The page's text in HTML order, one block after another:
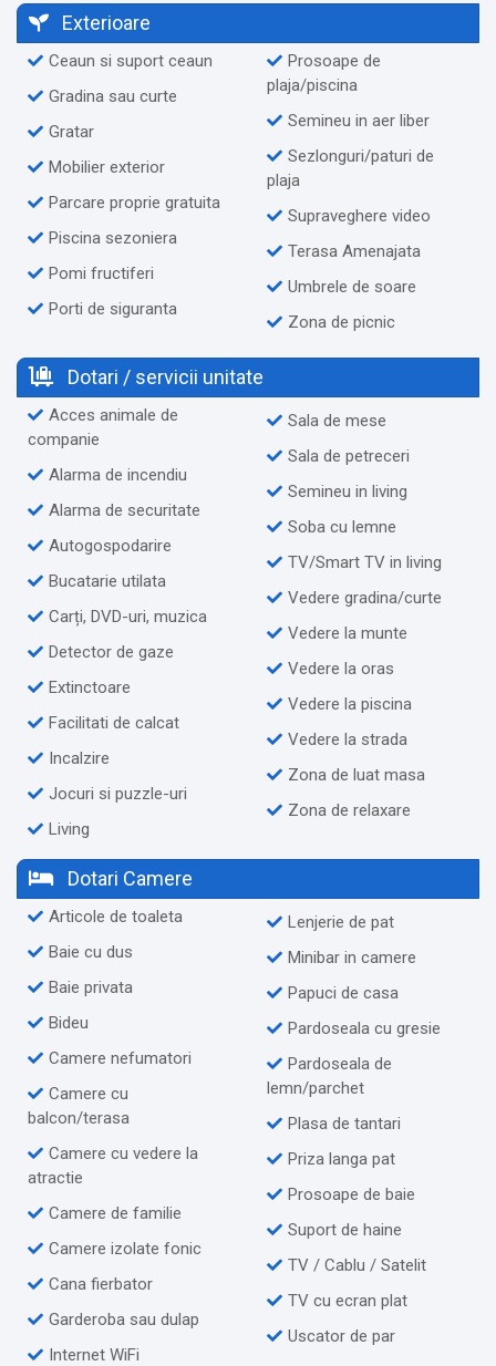
Exterioare
Ceaun si suport ceaun
Gradina sau curte
Gratar
Mobilier exterior
Parcare proprie gratuita
Piscina sezoniera
Pomi fructiferi
Porti de siguranta
Prosoape de
plaja/piscina
Semineu in aer liber
Sezlonguri/paturi de
plaja
Supraveghere video
Terasa Amenajata
Umbrele de soare
Zona de picnic
Dotari / servicii unitate
Acces animale de
companie
Alarma de incendiu
Alarma de securitate
Autogospodarire
Bucatarie utilata
Carți, DVD-uri, muzica
Detector de gaze
Extinctoare
Facilitati de calcat
Incalzire
Jocuri si puzzle-uri
Living
Sala de mese
Sala de petreceri
Semineu in living
Soba cu lemne
TV/Smart TV in living
Vedere gradina/curte
Vedere la munte
Vedere la oras
Vedere la piscina
Vedere la strada
Zona de luat masa
Zona de relaxare
Dotari Camere
Articole de toaleta
Baie cu dus
Baie privata
Bideu
Camere nefumatori
Camere cu
balcon/terasa
Camere cu vedere la
atractie
Camere de familie
Camere izolate fonic
Cana fierbator
Garderoba sau dulap
Internet WiFi
Lenjerie de pat
Minibar in camere
Papuci de casa
Pardoseala cu gresie
Pardoseala de
lemn/parchet
Plasa de tantari
Priza langa pat
Prosoape de baie
Suport de haine
TV / Cablu / Satelit
TV cu ecran plat
Uscator de par